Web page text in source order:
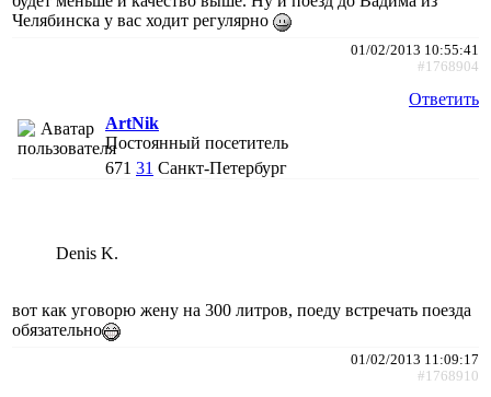
Челябинска у вас ходит регулярно
01/02/2013 10:55:41
#1768904
Ответить
ArtNik
Постоянный посетитель
671 31 Санкт-Петербург
Denis K.
вот как уговорю жену на 300 литров, поеду встречать поезда
обязательно
01/02/2013 11:09:17
#1768910